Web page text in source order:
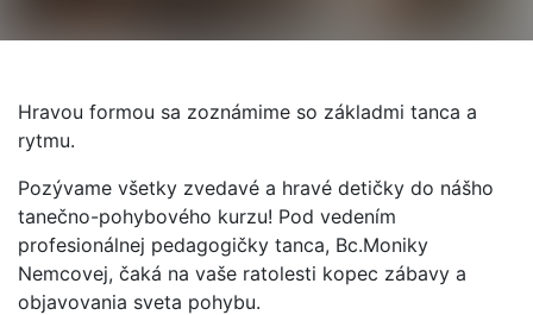
Hravou formou sa zoznámime so základmi tanca a
rytmu.
Pozývame všetky zvedavé a hravé detičky do nášho
tanečno-pohybového kurzu! Pod vedením
profesionálnej pedagogičky tanca, Bc.Moniky
Nemcovej, čaká na vaše ratolesti kopec zábavy a
objavovania sveta pohybu.